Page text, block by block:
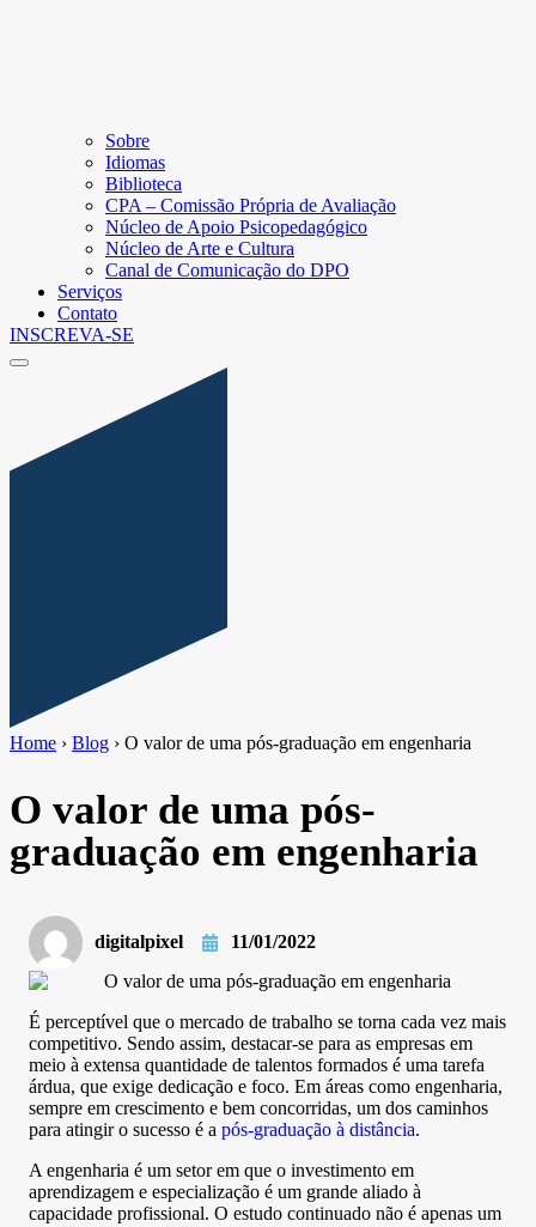
Sobre
Idiomas
Biblioteca
CPA – Comissão Própria de Avaliação
Núcleo de Apoio Psicopedagógico
Núcleo de Arte e Cultura
Canal de Comunicação do DPO
Serviços
Contato
INSCREVA-SE
Home › Blog › O valor de uma pós-graduação em engenharia
O valor de uma pós-
graduação em engenharia
digitalpixel 11/01/2022
É perceptível que o mercado de trabalho se torna cada vez mais
competitivo. Sendo assim, destacar-se para as empresas em
meio à extensa quantidade de talentos formados é uma tarefa
árdua, que exige dedicação e foco. Em áreas como engenharia,
sempre em crescimento e bem concorridas, um dos caminhos
para atingir o sucesso é a pós-graduação à distância.
A engenharia é um setor em que o investimento em
aprendizagem e especialização é um grande aliado à
capacidade profissional. O estudo continuado não é apenas um